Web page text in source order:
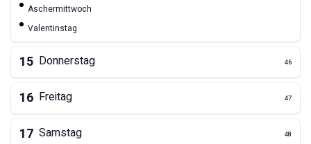
Aschermittwoch
Valentinstag
15 Donnerstag 46
16 Freitag 47
17 Samstag 48